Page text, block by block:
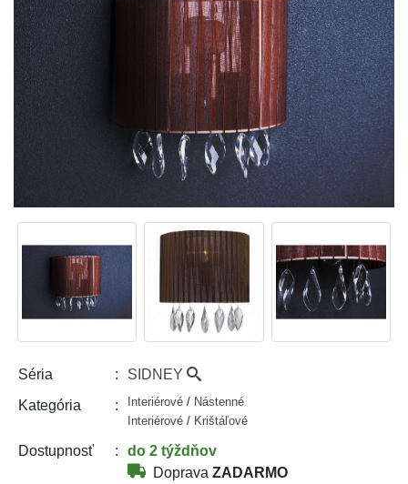
Séria SIDNEY
Kategória Interiérové / Nástenné
Interiérové / Krištáľové
Dostupnosť
do 2 týždňov
Doprava ZADARMO